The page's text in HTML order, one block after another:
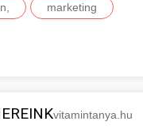
marketing
vitamintanya.hu